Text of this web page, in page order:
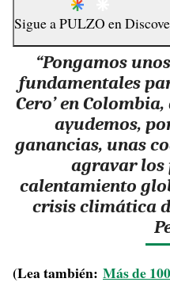
Sigue aPULZO en
“Pongamos
fundamentales
Cero’ en
ayudemos,
ganancias, unas
agravar los
calentamiento
crisis climática
(Lea también: Más de